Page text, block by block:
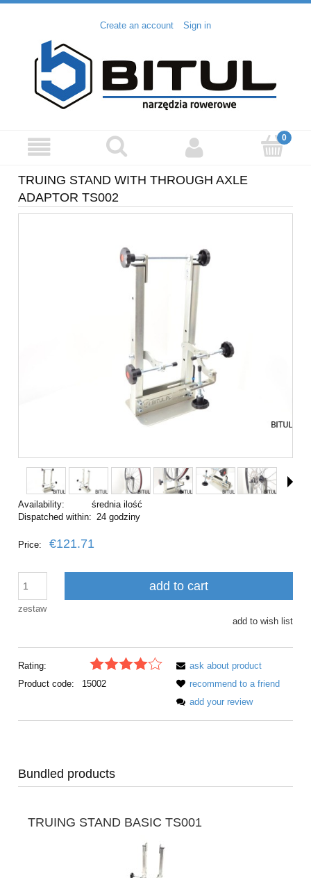
Create an account Sign in
TRUING STAND WITH THROUGH AXLE
ADAPTOR TS002
Availability:
średnia ilość
Dispatched within: 24 godziny
Price: €121.71
zestaw
add to cart
add to wish list
Rating:
Product code:
15002
ask about product
recommend to a friend
add your review
Bundled products
TRUING STAND BASIC TS001